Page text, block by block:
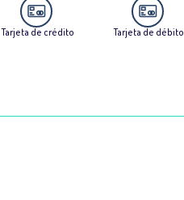
Tarjeta de crédito Tarjeta de débito